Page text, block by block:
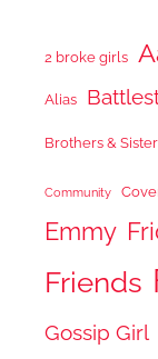
2 broke girls
Alias
Brothers &
Community
Emmy
Friends
Gossip Girl